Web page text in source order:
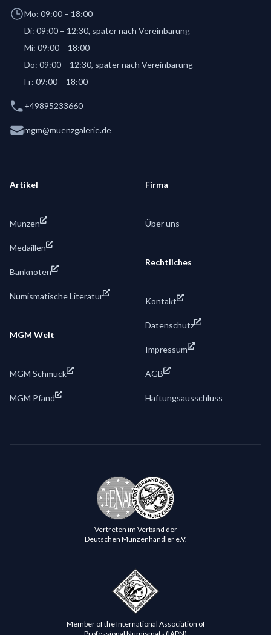
Opening hours
Mo: 09:00 – 18:00
Di: 09:00 – 12:30, später nach Vereinbarung
Mi: 09:00 – 18:00
Do: 09:00 – 12:30, später nach Vereinbarung
Fr: 09:00 – 18:00
Telephone
+49895233660
Emailmgm@muenzgalerie.de
Artikel
Münzen
Medaillen
Banknoten
Numismatische Literatur
MGM Welt
MGM Schmuck
MGM Pfand
Firma
Über uns
Rechtliches
Kontakt
Datenschutz
Impressum
AGB
Haftungsausschluss
Vertreten im Verband der
Deutschen Münzenhändler e.V.
Member of the International Association of